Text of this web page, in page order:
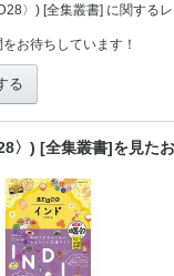
〉) [全集叢書] に関するレ
お待ちしています！
る
〉) [全集叢書]を見た